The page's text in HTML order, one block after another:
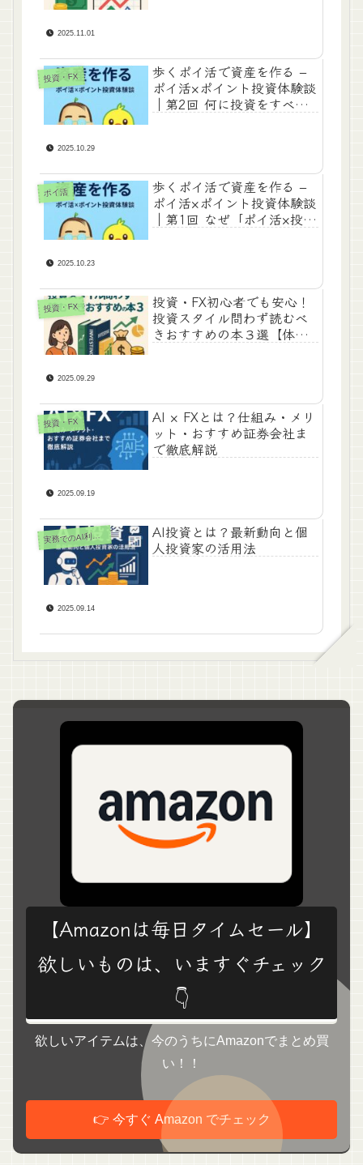
2025.11.01
投資・FX
歩くポイ活で資産を作る –
ポイ活×ポイント投資体験談
｜第2回 何に投資をすべき
2025.10.29
ポイ活
歩くポイ活で資産を作る –
ポイ活×ポイント投資体験談
｜第1回 なぜ「ポイ活×投
2025.10.23
投資・FX
投資・FX初心者でも安心！
投資スタイル問わず読むべ
きおすすめの本３選【体験
2025.09.29
投資・FX
AI × FXとは？仕組み・メリ
ット・おすすめ証券会社ま
で徹底解説
2025.09.19
実
務でのAI利活用
AI投資とは？最新動向と個
人投資家の活用法
2025.09.14
【Amazonは毎日タイムセール】
欲しいものは、いますぐチェック
👇
欲しいアイテムは、今のうちにAmazonでまとめ買
い！！
👉 今すぐ Amazon でチェック